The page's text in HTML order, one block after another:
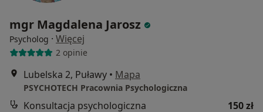
mgr Magdalena Jarosz
Psycholog · Więcej
2 opinie
Lubelska 2, Puławy • Mapa
PSYCHOTECH Pracownia Psychologiczna
Konsultacja psychologiczna
150 zł